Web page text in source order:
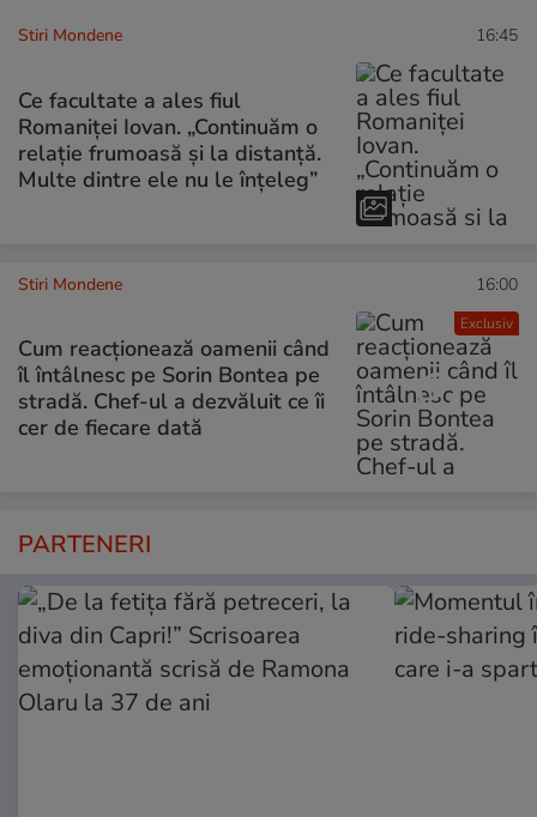
Stiri Mondene 16:45
Ce facultate a ales fiul
Romaniței Iovan. „Continuăm o
relație frumoasă și la distanță.
Multe dintre ele nu le înțeleg”
Exclusiv
Stiri Mondene 16:00
Cum reacționează oamenii când
îl întâlnesc pe Sorin Bontea pe
stradă. Chef-ul a dezvăluit ce îi
cer de fiecare dată
PARTENERI